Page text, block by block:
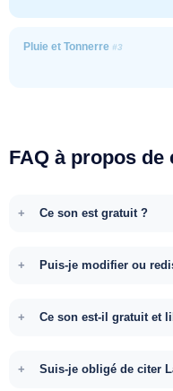
Pluie et Tonnerre #3
FAQ à propos de
Ce son est gratuit ?
Puis-je modifier ou
Ce son est-il gratuit et
Suis-je obligé de citer